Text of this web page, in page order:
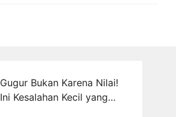
Gugur Bukan Karena Nilai!
Ini Kesalahan Kecil yang